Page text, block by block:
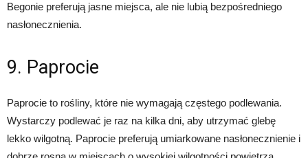
Begonie preferują jasne miejsca, ale nie lubią bezpośredniego
nasłonecznienia.
9. Paprocie
Paprocie to rośliny, które nie wymagają częstego podlewania.
Wystarczy podlewać je raz na kilka dni, aby utrzymać glebę
lekko wilgotną. Paprocie preferują umiarkowane nasłonecznienie i